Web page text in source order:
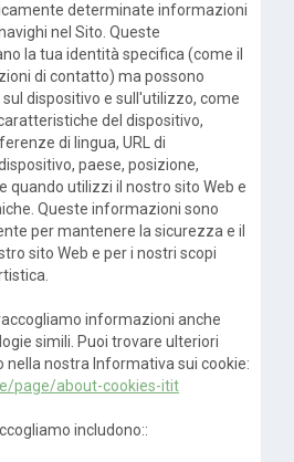
determinate informazioni
nel Sito. Queste
la tua identità specifica (come il
di contatto) ma possono
dispositivo e sull'utilizzo, come
del dispositivo,
di lingua, URL di
paese, posizione,
quando utilizzi il nostro sito Web e
Queste informazioni sono
per mantenere la sicurezza e il
sito Web e per i nostri scopi
informazioni anche
simili. Puoi trovare ulteriori
nostra Informativa sui cookie:
page/about-cookies-itit
includono::